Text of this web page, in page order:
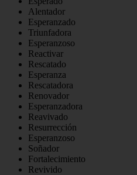
Alentador
Esperanzado
Triunfadora
Esperanzoso
Reactivar
Rescatado
Esperanza
Rescatadora
Renovador
Esperanzadora
Reavivado
Resurrección
Esperanzoso
Soñador
Fortalecimiento
Revivido